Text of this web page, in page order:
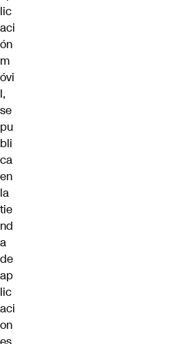
lic
aci
ón
m
óvi
l,
se
pu
bli
ca
en
la
tie
nd
a
de
ap
lic
aci
on